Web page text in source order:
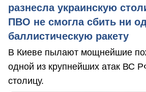
разнесла украинскую
ПВО не смогла сбить ни
баллистическую ракету
В Киеве пылают мощнейшие
одной из крупнейших атак ВС
столицу.